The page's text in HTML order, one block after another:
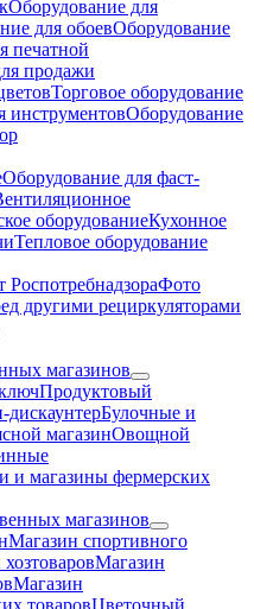
Оборудование для
для обоевОборудование
печатной
продажи
Торговое оборудование
инструментовОборудование
Оборудование для фаст-
оборудованиеКухонное
Тепловое оборудование
РоспотребнадзораФото
другими рециркуляторами
магазинов
Продуктовый
дискаунтерБулочные и
магазинОвощной
и магазины фермерских
магазинов
Магазин спортивного
Магазин
Магазин